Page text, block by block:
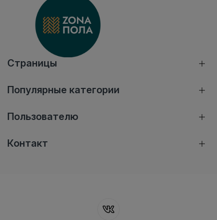
Страницы
Популярные категории
Пользователю
Контакт